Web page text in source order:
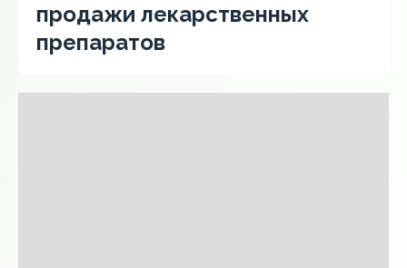
продажи лекарственных
препаратов